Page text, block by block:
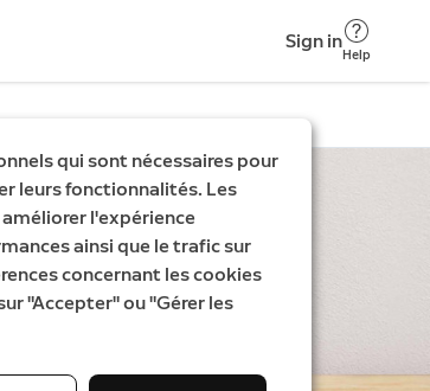
Sign in
Help
qui sont nécessaires pour
leurs fonctionnalités. Les
l'expérience
ainsi que le trafic sur
concernant les cookies
"Accepter" ou "Gérer les